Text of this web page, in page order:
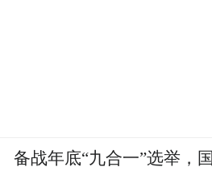
备战年底“九合一”选举，国